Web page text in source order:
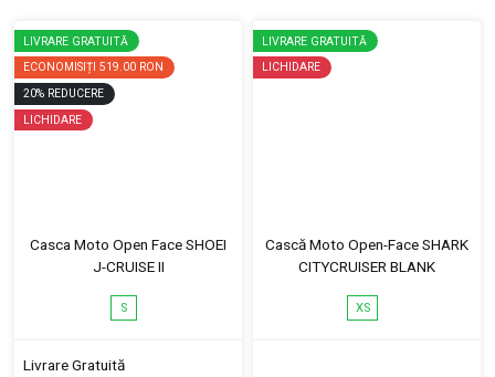
LIVRARE GRATUITĂ
ECONOMISIȚI 519.00 RON
20% REDUCERE
LICHIDARE
Casca Moto Open Face SHOEI
J-CRUISE II
S
Livrare Gratuită
LIVRARE GRATUITĂ
LICHIDARE
Cască Moto Open-Face SHARK
CITYCRUISER BLANK
XS